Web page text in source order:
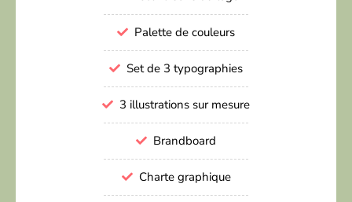
Palette de couleurs
Set de 3 typographies
3 illustrations sur mesure
Brandboard
Charte graphique